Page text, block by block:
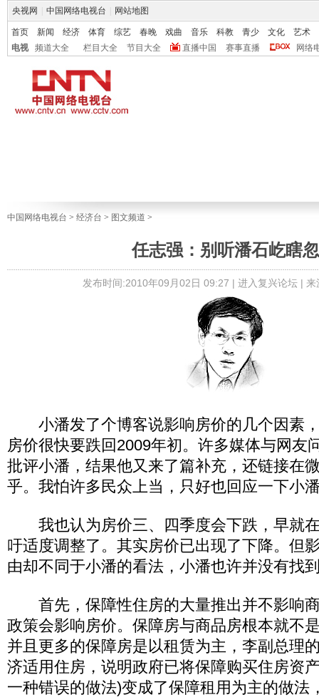
央视网 中国网络电视台 网站地图
首页 新闻 经济 体育 综艺 春晚 戏曲 音乐 科教 青少 文化
艺术
电视
频道大全 栏目大全 节目大全 直播中国 赛事直播 网络
中国网络电视台 > 经济台 > 图文频道 >
任志强：别听潘石屹瞎
发布时间:2010年09月02日 09:27 | 进入复兴论坛| 来
小潘发了个博客说影响房价的几个因素
房价很快要跌回2009年初。许多媒体与网友
批评小潘，结果他又来了篇补充，还链接在
乎。我怕许多民众上当，只好也回应一下小
我也认为房价三、四季度会下跌，早就
吁适度调整了。其实房价已出现了下降。但
由却不同于小潘的看法，小潘也许并没有找
首先，保障性住房的大量推出并不影响
政策会影响房价。保障房与商品房根本就不
并且更多的保障房是以租赁为主，李副总理
济适用住房，说明政府已将保障购买住房资
一种错误的做法)变成了保障租用为主的做法